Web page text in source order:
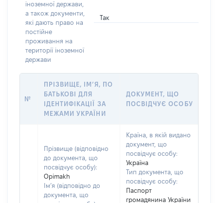
іноземної держави,
а також документи,
які дають право на
постійне
проживання на
території іноземної
держави
Так
№
ПРІЗВИЩЕ, ІМ’Я, ПО
БАТЬКОВІ ДЛЯ
ІДЕНТИФІКАЦІЇ ЗА
МЕЖАМИ УКРАЇНИ
ДОКУМЕНТ, ЩО
ПОСВІДЧУЄ ОСОБУ
Прізвище (відповідно
до документа, що
посвідчує особу):
Opimakh
Ім’я (відповідно до
документа, що
Країна, в якій видано
документ, що
посвідчує особу:
Україна
Тип документа, що
посвідчує особу:
Паспорт
громадянина України